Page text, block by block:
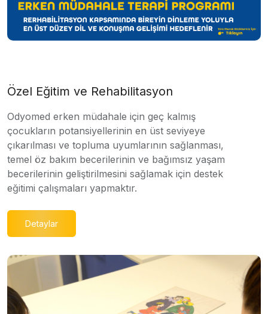
Özel Eğitim ve Rehabilitasyon
Odyomed erken müdahale için geç kalmış
çocukların potansiyellerinin en üst seviyeye
çıkarılması ve topluma uyumlarının sağlanması,
temel öz bakım becerilerinin ve bağımsız yaşam
becerilerinin geliştirilmesini sağlamak için destek
eğitimi çalışmaları yapmaktır.
Detaylar